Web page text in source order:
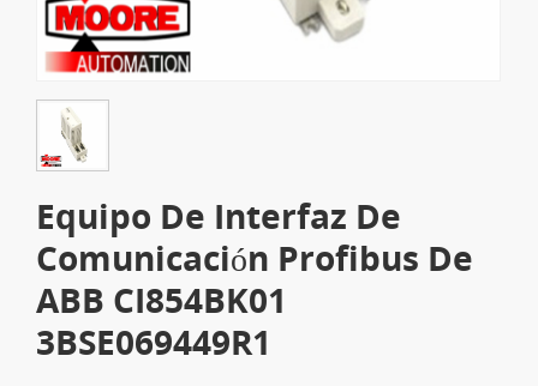
Equipo De Interfaz De
Comunicación Profibus De
ABB CI854BK01
3BSE069449R1